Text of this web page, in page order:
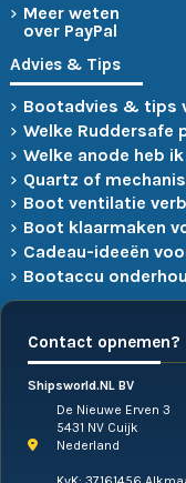
Meer weten
over PayPal
Advies & Tips
Bootadvies & tips
Welke
Welke anode heb
Quartz of
Boot ventilatie
Boot klaarmaken
Cadeau-ideeën
Bootaccu
Contact opnemen?
Shipsworld.NL BV
De Nieuwe Erven 3
5431 NV Cuijk
Nederland